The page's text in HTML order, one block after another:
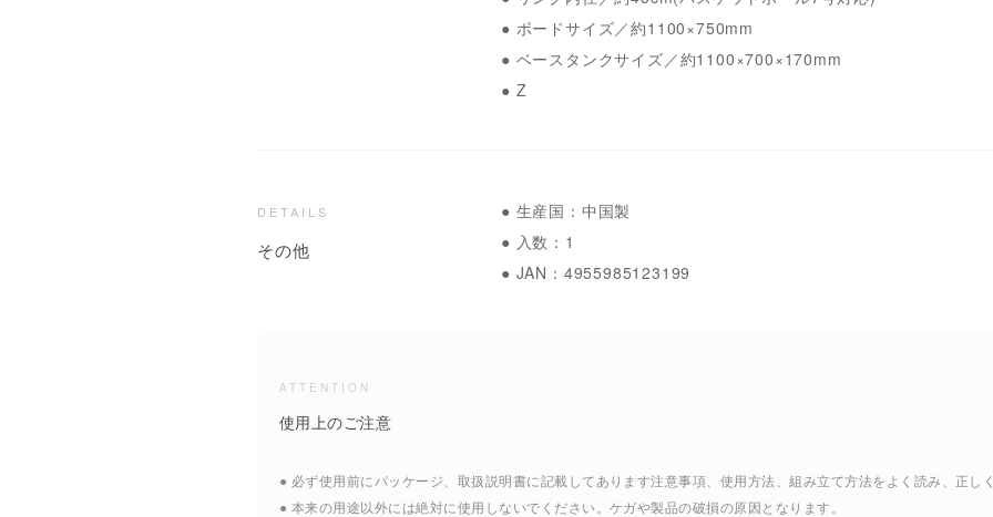
● ボードサイズ／約1100×750mm
● ベースタンクサイズ／約1100×700×170mm
● Z
DETAILS
その他
● 生産国：中国製
● 入数：1
● JAN：4955985123199
ATTENTION
使用上のご注意
● 必ず使用前にパッケージ、取扱説明書に記載してあります注意事項、使用方法、組み立て方法をよく読み、正し
● 本来の用途以外には絶対に使用しないでください。ケガや製品の破損の原因となります。